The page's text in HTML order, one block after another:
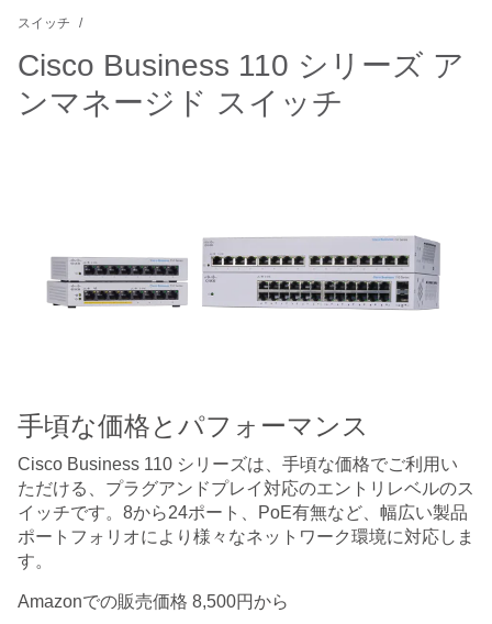
スイッチ
Cisco Business 110 シリーズ ア
ンマネージド スイッチ
手頃な価格とパフォーマンス
Cisco Business 110 シリーズは、手頃な価格でご利用い
ただける、プラグアンドプレイ対応のエントリレベルのス
イッチです。8から24ポート、PoE有無など、幅広い製品
ポートフォリオにより様々なネットワーク環境に対応しま
す。
Amazonでの販売価格 8,500円から